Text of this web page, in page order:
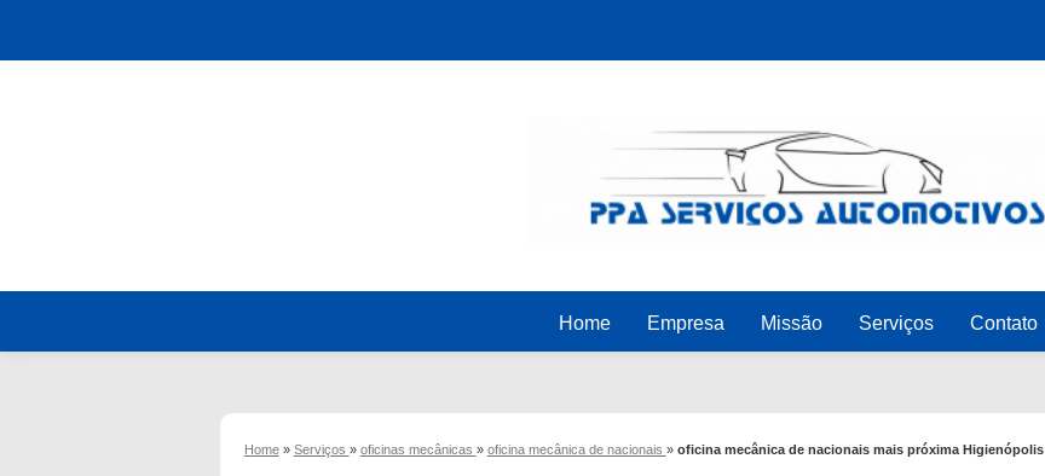
Home Empresa Missão Serviços Contato
Home » Serviços » oficinas mecânicas » oficina mecânica de nacionais » oficina mecânica de nacionais mais próxima Higienópolis